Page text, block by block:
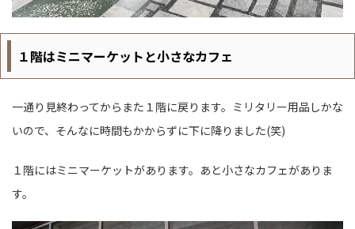
１階はミニマーケットと小さなカフェ
一通り見終わってからまた１階に戻ります。ミリタリー用品しかな
いので、そんなに時間もかからずに下に降りました(笑)
１階にはミニマーケットがあります。あと小さなカフェがありま
す。